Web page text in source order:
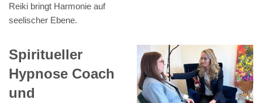
Reiki bringt Harmonie auf
seelischer Ebene.
Spiritueller
Hypnose Coach
und